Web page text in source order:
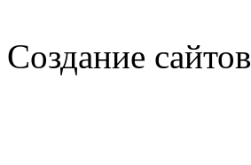
Создание сайтов